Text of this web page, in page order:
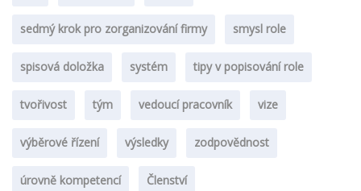
sedmý krok pro zorganizování firmy smysl role
spisová doložka systém tipy v popisování role
tvořivost tým vedoucí pracovník vize
výběrové řízení výsledky zodpovědnost
úrovně kompetencí Členství